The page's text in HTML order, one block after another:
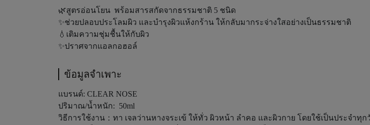
🌿สูตรอ่อนโยน พร้อมสารสกัดจากธรรมชาติ 5 ชนิด
✨ช่วยปลอบประโลมผิว และบำรุงผิวแห้งกร้าน ให้กลับมากระจ่างใสอย่างเป็นธรรมชาติ
💧เติมความชุ่มชื้นให้กับผิว
✨ปราศจากแอลกอฮอล์
ข้อมูลจำเพาะ
แบรนด์: CLEAR NOSE
ปริมาณ/น้ำหนัก: 50ml
วิธีการใช้งาน：ทา เจลว่านหางจระเข้ ให้ทั่ว ผิวหน้า ลำคอ และผิวกาย โดยใช้เป็นประจำทุก